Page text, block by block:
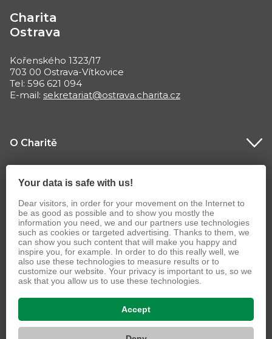
Charita
Ostrava
Kořenského 1323/17
703 00 Ostrava-Vítkovice
Tel: 596 621 094
E-mail: sekretariat@ostrava.charita.cz
O Charitě
Co děláme
© 2026 Charita Česká republika
Your data is safe with us!
Dear visitors, in order for your movement on the Internet to
be as good as possible and to show you mostly the
information you need, we and our partners use technologies
such as cookies or targeted advertising. Thanks to them, we
can show you such content that will make you happy and
inspire you, for example. In order to do this really well, we
also use these technologies to measure results or to
customize our website. Your privacy is important to us, so we
ask that you allow us to use these technologies.
Accept